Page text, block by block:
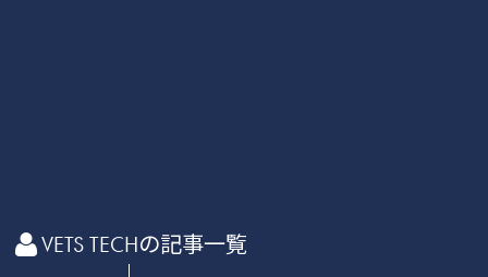
VETS TECHの記事一覧